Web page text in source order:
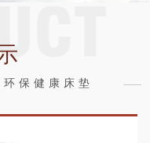
保健康床垫